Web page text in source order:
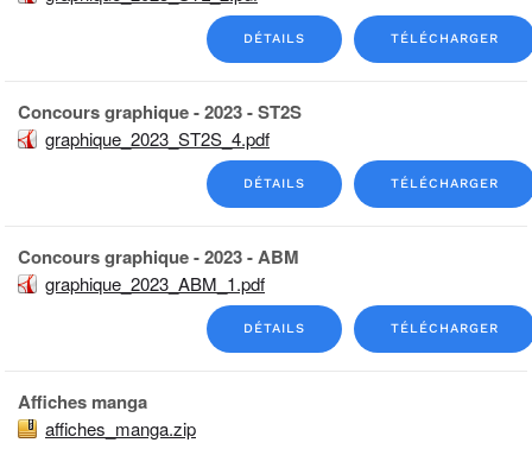
TÉLÉCHARGER
DÉTAILS
Concours graphique - 2023 - ST2S
graphique_2023_ST2S_4.pdf
TÉLÉCHARGER
DÉTAILS
Concours graphique - 2023 - ABM
graphique_2023_ABM_1.pdf
TÉLÉCHARGER
DÉTAILS
Affiches manga
affiches_manga.zip